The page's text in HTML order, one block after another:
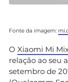
Fonte da imagem:
O Xiaomi Mi
relação ao seu
setembro de